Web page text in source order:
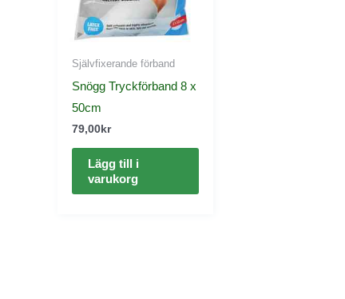
Självfixerande förband
Snögg Tryckförband 8 x
50cm
79,00 kr
Lägg till i
varukorg